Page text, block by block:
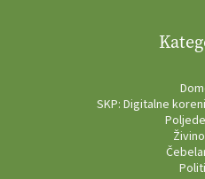
SKP: Digitalne